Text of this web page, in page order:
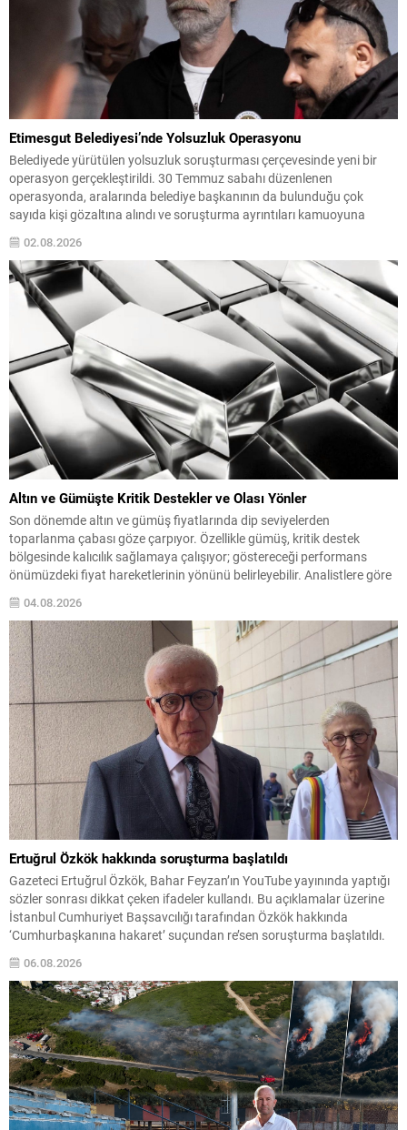
Etimesgut Belediyesi’nde Yolsuzluk Operasyonu
Belediyede yürütülen yolsuzluk soruşturması çerçevesinde yeni bir
operasyon gerçekleştirildi. 30 Temmuz sabahı düzenlenen
operasyonda, aralarında belediye başkanının da bulunduğu çok
sayıda kişi gözaltına alındı ve soruşturma ayrıntıları kamuoyuna
yansımaya başladı. Soruşturma kapsamında toplam 55 şüpheliden
42’sinin belediye personeli, 13’ünün ise firma yetkilisi olduğu bildirildi.
Gözaltına alınanlar arasında Etimesgut Belediye Başkanı...
02.08.2026
Altın ve Gümüşte Kritik Destekler ve Olası Yönler
Son dönemde altın ve gümüş fiyatlarında dip seviyelerden
toparlanma çabası göze çarpıyor. Özellikle gümüş, kritik destek
bölgesinde kalıcılık sağlamaya çalışıyor; göstereceği performans
önümüzdeki fiyat hareketlerinin yönünü belirleyebilir. Analistlere göre
yatırımcılar, bu iki değerli metaldeki sıkışık görünümün kırılmasını
bekliyor; gelecek makro veriler veya jeopolitik gelişmeler sert
hareketlere neden olabilir. Gümüşte İzlenen...
04.08.2026
Ertuğrul Özkök hakkında soruşturma başlatıldı
Gazeteci Ertuğrul Özkök, Bahar Feyzan’ın YouTube yayınında yaptığı
sözler sonrası dikkat çeken ifadeler kullandı. Bu açıklamalar üzerine
İstanbul Cumhuriyet Başsavcılığı tarafından Özkök hakkında
‘Cumhurbaşkanına hakaret’ suçundan re’sen soruşturma başlatıldı.
Adalet Sarayı’na giderek savcılığa ifade verdi. İfadesinin ardından
adliyeden ayrıldığı bildirildi. Programdaki sözleri ve savunması...
06.08.2026